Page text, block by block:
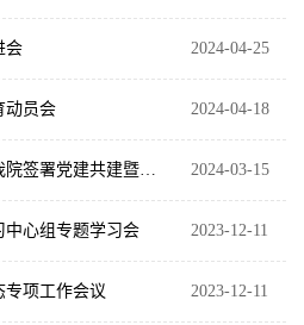
2024-04-25
会
2024-04-18
动员会
2024-03-15
国家统计局淮安调查队与我院签署党建共建暨战略合作协议
2023-12-11
中心组专题学习会
2023-12-11
专项工作会议